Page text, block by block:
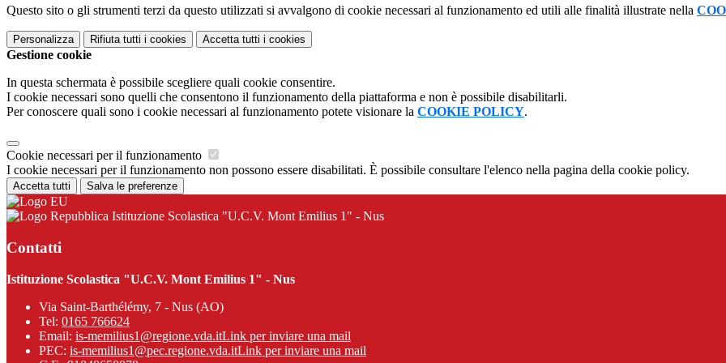
Questo sito o gli strumenti terzi da questo utilizzati si avvalgono di cookie necessari al funzionamento ed utili alle finalità illustrate nella
Personalizza Rifiuta tutti i cookies Accetta tutti i cookies
Gestione cookie
In questa schermata è possibile scegliere quali cookie consentire.
I cookie necessari sono quelli che consentono il funzionamento della piattaforma e non è possibile disabilitarli.
Per conoscere quali sono i cookie necessari al funzionamento potete visionare la COOKIE POLICY.
Cookie necessari per il funzionamento
I cookie necessari per il funzionamento non possono essere disabilitati. È possibile consultare l'elenco nella pagina della cookie policy.
Accetta tutti Salva le preferenze
Istituzione Scolastica "U.C.V. Mont Emilius 1" - Nus
Contatti
Istituzione Scolastica "U.C.V. Mont Emilius 1" - Nus
Via Saint-Barthélémy, 7 - Nus (AO)
Tel: 0165 766624
Email: is-memilius1@regione.vda.itLink per inviare una mail
PEC: is-memilius1@pec.regione.vda.itLink per inviare una mail